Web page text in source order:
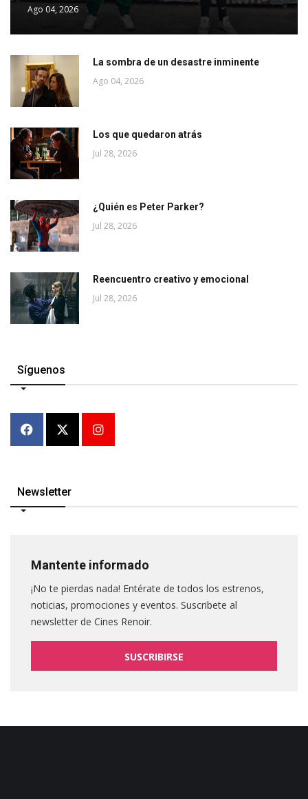
Ago 04, 2026
La sombra de un desastre inminente
Ago 04, 2026
Los que quedaron atrás
Jul 28, 2026
¿Quién es Peter Parker?
Jul 28, 2026
Reencuentro creativo y emocional
Jul 28, 2026
Síguenos
Newsletter
Mantente informado
¡No te pierdas nada! Entérate de todos los estrenos,
noticias, promociones y eventos. Suscribete al
newsletter de Cines Renoir.
SUSCRIBIRSE